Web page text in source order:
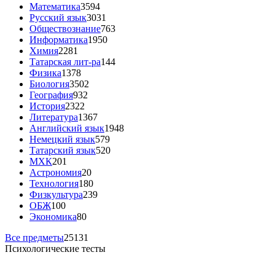
Математика3594
Русский язык3031
Обществознание763
Информатика1950
Химия2281
Татарская лит-ра144
Физика1378
Биология3502
География932
История2322
Литература1367
Английский язык1948
Немецкий язык579
Татарский язык520
МХК201
Астрономия20
Технология180
Физкультура239
ОБЖ100
Экономика80
Все предметы25131
Психологические тесты